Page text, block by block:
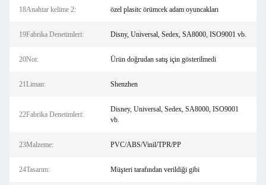
18Anahtar kelime 2: özel plasitc örümcek adam oyuncakları
19Fabrika Denetimleri: Disny, Universal, Sedex, SA8000, ISO9001 vb.
20Not: Ürün doğrudan satış için gösterilmedi
21Liman: Shenzhen
22Fabrika Denetimleri:
Disney, Universal, Sedex, SA8000, ISO9001
vb.
23Malzeme: PVC/ABS/Vinil/TPR/PP
24Tasarım: Müşteri tarafından verildiği gibi